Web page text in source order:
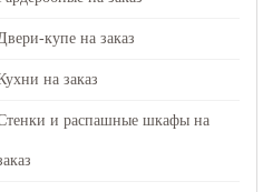
купе на заказ
на заказ
и распашные шкафы на